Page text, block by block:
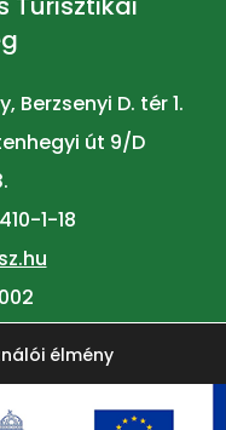
Berzsenyi D. tér 1.
út 9/D
1-18
élmény
fokozása érdekében
oldalon lehet